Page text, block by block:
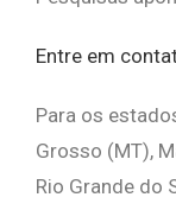
Entre em
Para os
Grosso (MT),
Rio Grande do